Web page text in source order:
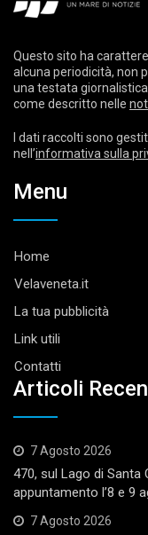
Questo sito ha
alcuna periodicità, non
una testata
come descritto nelle
I dati raccolti sono
nell’informativa sulla
Menu
Home
Velaveneta.it
La tua pubblicità
Link utili
Contatti
Articoli
7 Agosto 2026
470, sul Lago di Santa
appuntamento l’8 e 9
7 Agosto 2026